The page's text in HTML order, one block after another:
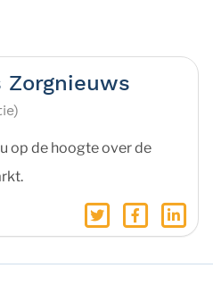
Zorgnieuws
op de hoogte over de